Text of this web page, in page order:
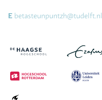
E betasteunpuntzh@tudelft.nl